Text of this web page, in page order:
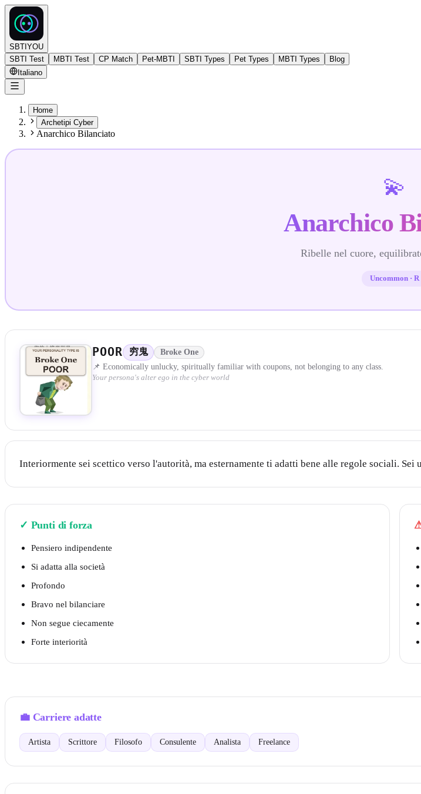
SBTIYOU
SBTI Test
MBTI Test CP Match Pet-MBTI SBTI Types Pet Types MBTI Types
Blog
Italiano
Home
Archetipi Cyber
Anarchico Bilanciato
💫
Anarchico
Ribelle nel cuore,
Uncommon · R
POOR 穷鬼
Broke One
📌 Economically unlucky, spiritually familiar with coupons, not belonging to any class.
Your persona's alter ego in the cyber world
Interiormente sei scettico verso l'autorità, ma esternamente ti adatti bene alle regole sociali.
✓ Punti di forza
Pensiero indipendente
Si adatta alla società
Profondo
Bravo nel bilanciare
Non segue ciecamente
Forte interiorità
💼 Carriere adatte
Artista Scrittore Filosofo Consulente Analista Freelance